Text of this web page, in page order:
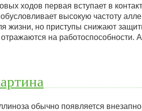
ходов первая вступает в
высокую частоту
жизни, но приступы снижают
на работоспособности.
обычно появляется